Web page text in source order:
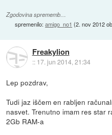
Zgodovina sprememb…
spremenilo:amigo_no1 (2. nov 2012
Freakylion
:: 17. jun 2014, 21:34
Lep pozdrav,
Tudi jaz iščem en rabljen
nasvet. Trenutno imam res star
2Gb RAM-a